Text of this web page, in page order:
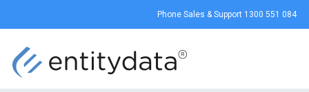
Phone Sales & Support 1300 551 084